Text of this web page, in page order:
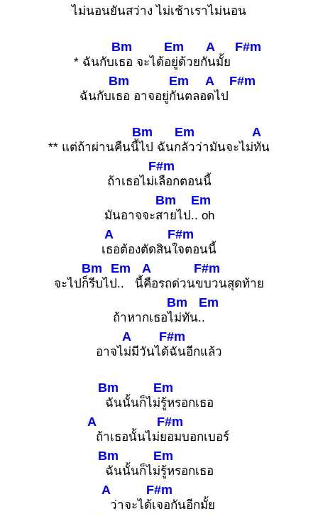
ไม่นอนยันสว่าง ไม่เช้าเราไม่นอน
* ฉันกับเ
Bm
ธอ จะได้อ
Em
ยู่ด้วยกั
A
นมั้ย
F#m
ฉันกับเ
Bm
ธอ อาจอยู่กั
Em
นตลอ
A
ดไป
F#m
** แต่ถ้าผ่านคืนนี้
Bm
ไป ฉันก
Em
ลัวว่ามันจะไม่
A
ทัน
ถ้าเธอไม่เ
F#m
ลือกตอนนี้
มันอาจจะส
Bm
ายไป..
Em
oh
เ
A
ธอต้องตัดสินใ
F#m
จตอนนี้
จะไปก็
Bm
รีบไป
Em
.. นี้
A
คือรถด่วนข
F#m
บวนสุดท้าย
ถ้าหากเธอไ
Bm
ม่ทัน..
Em
อาจไ
A
ม่มีวันได้
F#m
ฉันอีกแล้ว
Bm
ฉันนั้นก็ไม่
Em
รู้หรอกเธอ
A
ถ้าเธอนั้นไม่ย
F#m
อมบอกเบอร์
Bm
ฉันนั้นก็ไม่
Em
รู้หรอกเธอ
A
ว่าจะได้เ
F#m
จอกันอีกมั้ย